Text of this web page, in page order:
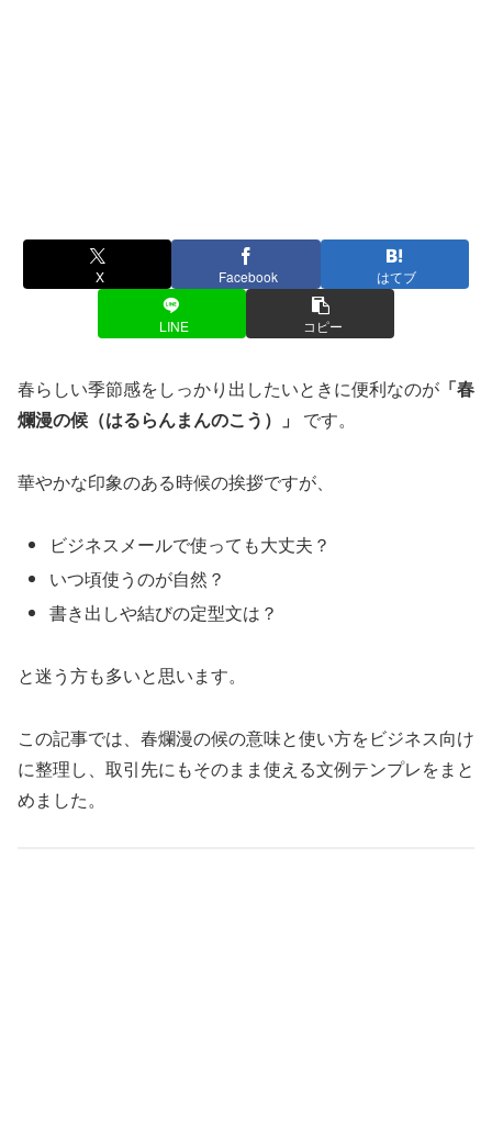
X Facebook はてブ
LINE コピー
春らしい季節感をしっかり出したいときに便利なのが 「春
爛漫の候（はるらんまんのこう）」
です。
華やかな印象のある時候の挨拶ですが、
ビジネスメールで使っても大丈夫？
いつ頃使うのが自然？
書き出しや結びの定型文は？
と迷う方も多いと思います。
この記事では、春爛漫の候の意味と使い方をビジネス向け
に整理し、取引先にもそのまま使える文例テンプレをまと
めました。